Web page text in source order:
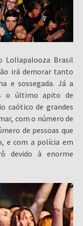
Lollapalooza Brasil
irá demorar tanto
e sossegada. Já a
o último apito de
caótico de grandes
com o número de
de pessoas que
e com a polícia em
devido à enorme